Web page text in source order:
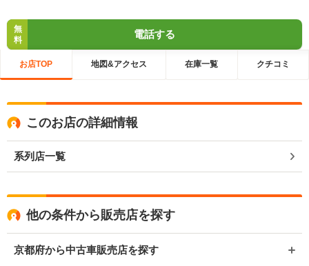
無
料
電話する
お店TOP 地図&アクセス 在庫一覧 クチコミ
このお店の詳細情報
系列店一覧
他の条件から販売店を探す
京都府から中古車販売店を探す